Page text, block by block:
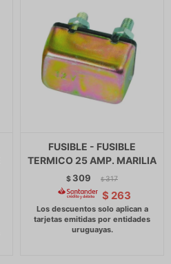
FUSIBLE - FUSIBLE
TERMICO 25 AMP. MARILIA
$ 309 $ 317
$ 263